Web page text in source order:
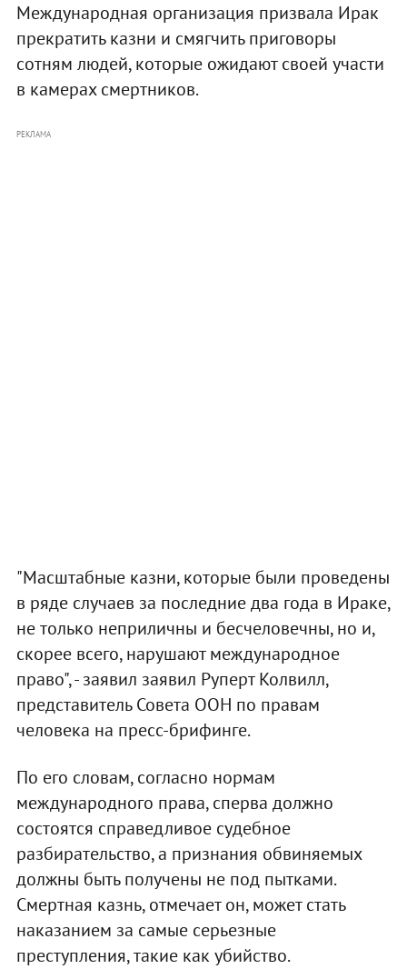
Международная организация призвала Ирак
прекратить казни и смягчить приговоры
сотням людей, которые ожидают своей участи
в камерах смертников.
РЕКЛАМА
"Масштабные казни, которые были проведены
в ряде случаев за последние два года в Ираке,
не только неприличны и бесчеловечны, но и,
скорее всего, нарушают международное
право", - заявил заявил Руперт Колвилл,
представитель Совета ООН по правам
человека на пресс-брифинге.
По его словам, согласно нормам
международного права, сперва должно
состоятся справедливое судебное
разбирательство, а признания обвиняемых
должны быть получены не под пытками.
Смертная казнь, отмечает он, может стать
наказанием за самые серьезные
преступления, такие как убийство.